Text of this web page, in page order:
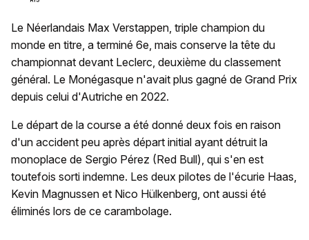
Le Néerlandais Max Verstappen, triple champion du
monde en titre, a terminé 6e, mais conserve la tête du
championnat devant Leclerc, deuxième du classement
général. Le Monégasque n'avait plus gagné de Grand Prix
depuis celui d'Autriche en 2022.
Le départ de la course a été donné deux fois en raison
d'un accident peu après départ initial ayant détruit la
monoplace de Sergio Pérez (Red Bull), qui s'en est
toutefois sorti indemne. Les deux pilotes de l'écurie Haas,
Kevin Magnussen et Nico Hülkenberg, ont aussi été
éliminés lors de ce carambolage.